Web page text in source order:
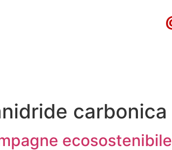
carbonica
ecosostenibile